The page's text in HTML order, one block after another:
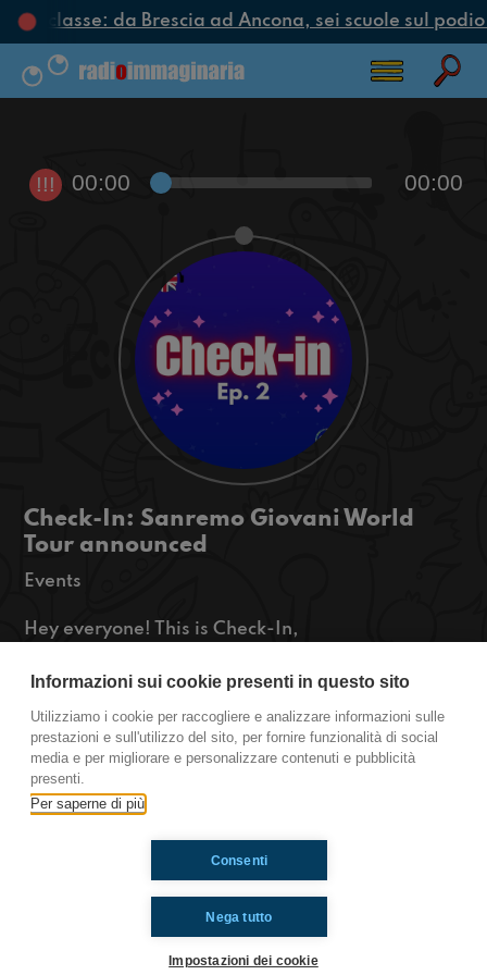
di classe: da Brescia ad Ancona, sei scuole sul
!!! 00:00 00:00
Check-In: Sanremo Giovani World
Tour announced
Events
Hey everyone! This is Check-In,
from Sanremo! Today is the first day of Sanremo
Giovani World Tour and than the outfits that the
artists wore yesterday during the fashion show so
stay tuned!
http://www.radioimmaginaria.it
Ti è piaciuto? Condividilo!
Informazioni sui cookie presenti in questo sito
Utilizziamo i cookie per raccogliere e analizzare informazioni sulle
prestazioni e sull'utilizzo del sito, per fornire funzionalità di social
media e per migliorare e personalizzare contenuti e pubblicità
presenti.
Per saperne di più
Nega tutto
Consenti
Impostazioni dei cookie